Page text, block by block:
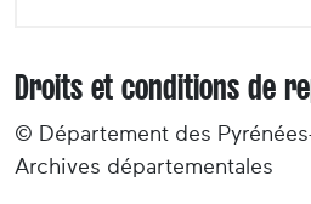
Droits et conditions de
© Département des
Archives départementales